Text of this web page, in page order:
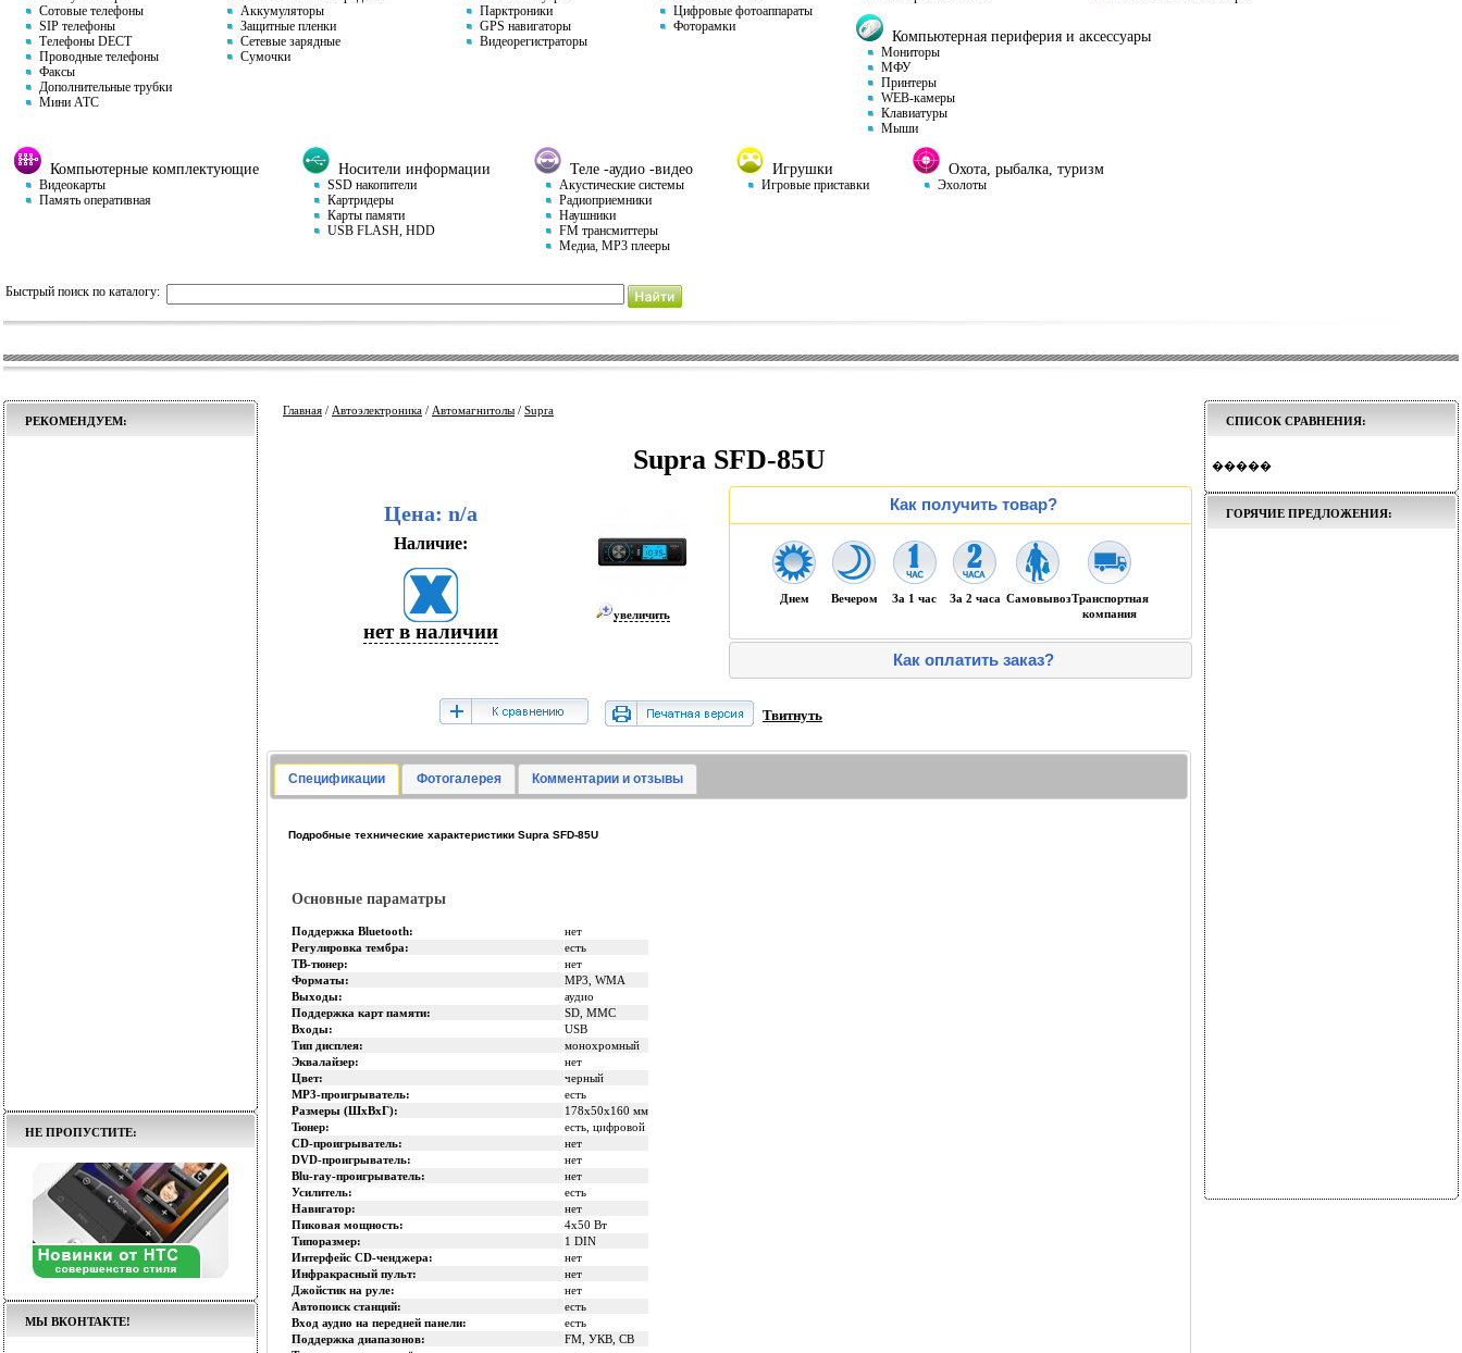
Сотовые телефоны
SIP телефоны
Телефоны DECT
Проводные телефоны
Факсы
Дополнительные трубки
Мини АТС
Аккумуляторы
Защитные пленки
Сетевые зарядные
Сумочки
Парктроники
GPS навигаторы
Видеорегистраторы
Цифровые фотоаппараты
Фоторамки
Компьютерная периферия и аксессуары
Мониторы
МФУ
Принтеры
WEB-камеры
Клавиатуры
Мыши
Компьютерные комплектующие
Видеокарты
Память оперативная
Носители информации
SSD накопители
Картридеры
Карты памяти
USB FLASH, HDD
Теле -аудио -видео
Акустические системы
Радиоприемники
Наушники
FM трансмиттеры
Медиа, MP3 плееры
Игрушки
Игровые приставки
Охота, рыбалка, туризм
Эхолоты
Быстрый поиск по каталогу:
РЕКОМЕНДУЕМ:
НЕ ПРОПУСТИТЕ:
МЫ ВКОНТАКТЕ!
Главная / Автоэлектроника / Автомагнитолы / Supra
Supra SFD-85U
Цена: n/a
Наличие:
нет в наличии
увеличить
Как получить товар?
Днем Вечером За 1 час За 2 часа СамовывозТранспортная
компания
Как оплатить заказ?
Твитнуть
Спецификации Фотогалерея Комментарии и отзывы
Подробные технические характеристики Supra SFD-85U
Основные параматры
Поддержка Bluetooth:
нет
Регулировка тембра:
есть
ТВ-тюнер:
нет
Форматы:
MP3, WMA
Выходы:
аудио
Поддержка карт памяти:
SD, MMC
Входы:
USB
Тип дисплея:
монохромный
Эквалайзер:
нет
Цвет:
черный
MP3-проигрыватель:
есть
Размеры (ШхВхГ):
178x50x160 мм
Тюнер:
есть, цифровой
CD-проигрыватель:
нет
DVD-проигрыватель:
нет
Blu-ray-проигрыватель:
нет
Усилитель:
есть
Навигатор:
нет
Пиковая мощность:
4x50 Вт
Типоразмер:
1 DIN
Интерфейс CD-ченджера:
нет
Инфракрасный пульт:
нет
Джойстик на руле:
нет
Автопоиск станций:
есть
Вход аудио на передней панели:
есть
Поддержка диапазонов:
FM, УКВ, СВ
СПИСОК СРАВНЕНИЯ:
�����
ГОРЯЧИЕ ПРЕДЛОЖЕНИЯ: